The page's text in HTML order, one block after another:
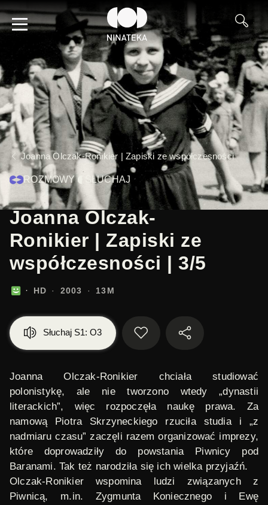
Joanna Olczak-Ronikier | Zapiski ze współczesności
ROZMOWY SŁUCHAJ
Joanna Olczak-
Ronikier | Zapiski ze
współczesności | 3/5
HD 2003 13M
Słuchaj S1: O3
Joanna Olczak-Ronikier chciała studiować
polonistykę, ale nie tworzono wtedy „dynastii
literackich”, więc rozpoczęła naukę prawa. Za
namową Piotra Skrzyneckiego rzuciła studia i „z
nadmiaru czasu” zaczęli razem organizować imprezy,
które doprowadziły do powstania Piwnicy pod
Baranami. Tak też narodziła się ich wielka przyjaźń.
Olczak-Ronikier wspomina ludzi związanych z
Piwnicą, m.in. Zygmunta Koniecznego i Ewę